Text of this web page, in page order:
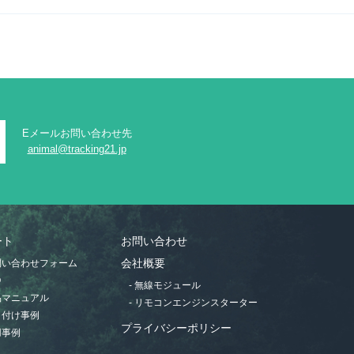
Eメールお問い合わせ先
animal@tracking21.jp
ト
合わせフォーム
ニュアル
け事例
例
お問い合わせ
会社概要
- 無線モジュール
- リモコンエンジンスターター
プライバシーポリシー